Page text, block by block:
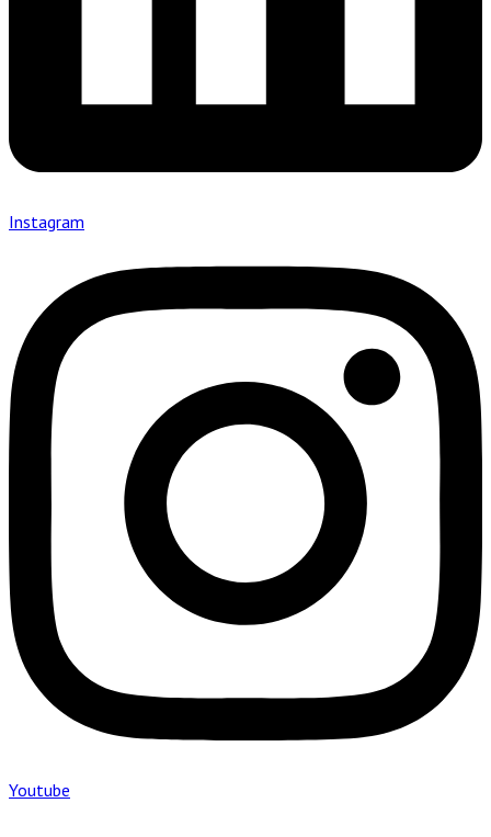
Instagram
Youtube